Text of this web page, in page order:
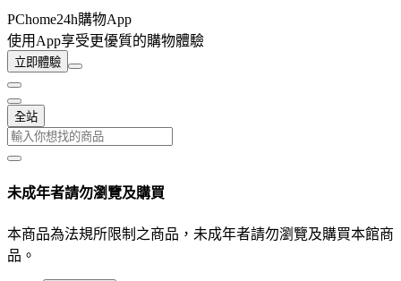
PChome24h購物App
使用App享受更優質的購物體驗
立即體驗
全站
未成年者請勿瀏覽及購買
本商品為法規所限制之商品，未成年者請勿瀏覽及購買本館商
品。